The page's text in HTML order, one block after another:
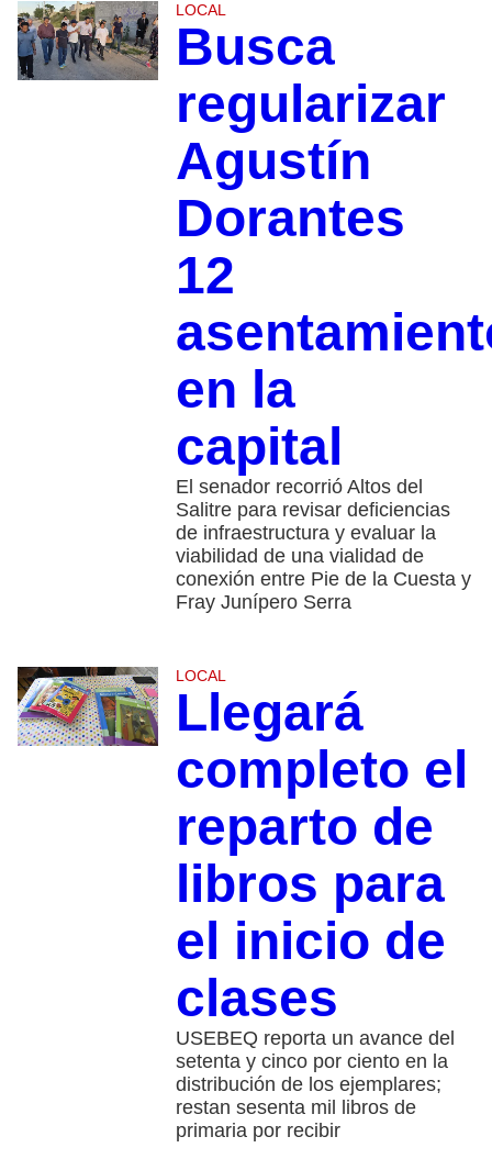
LOCAL
Busca
regularizar
Agustín
Dorantes
12
en la
capital
El senador recorrió Altos del
Salitre para revisar deficiencias
de infraestructura y evaluar la
viabilidad de una vialidad de
conexión entre Pie de la Cuesta y
Fray Junípero Serra
LOCAL
Llegará
completo el
reparto de
libros para
el inicio de
clases
USEBEQ reporta un avance del
setenta y cinco por ciento en la
distribución de los ejemplares;
restan sesenta mil libros de
primaria por recibir